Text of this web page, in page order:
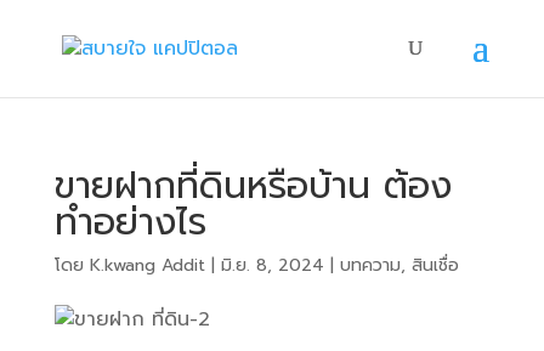
ขายฝากที่ดินหรือบ้าน ต้อง
ทำอย่างไร
โดย K.kwang Addit| มิ.ย. 8, 2024 | บทความ, สินเชื่อ